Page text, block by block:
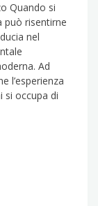
Quando si
può risentirne
nel
Ad
l’esperienza
si occupa di